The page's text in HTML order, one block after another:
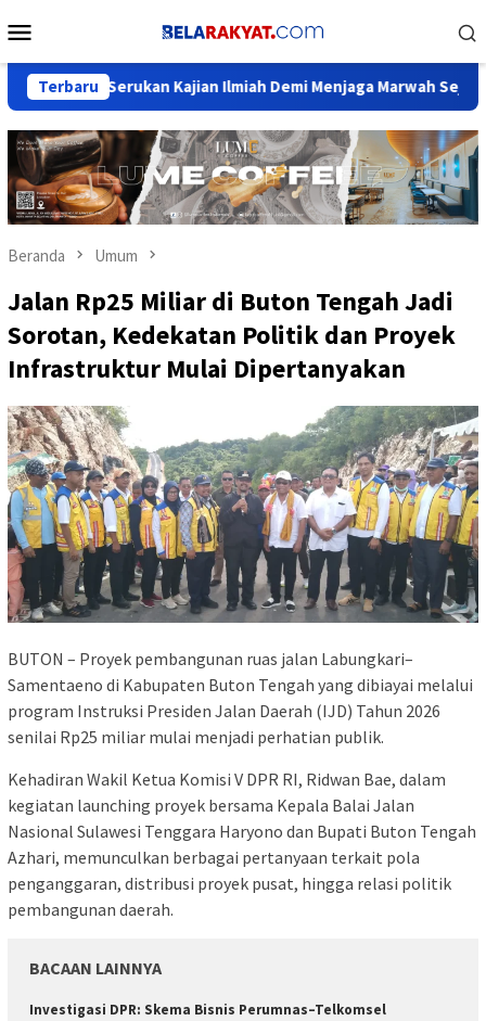
ke
Mobile
Terbaru
Kajian Ilmiah Demi Menjaga Marwah Sejarah Nusantara
Beranda Umum
Jalan Rp25 Miliar di Buton Tengah Jadi
Sorotan, Kedekatan Politik dan Proyek
Infrastruktur Mulai Dipertanyakan
BUTON – Proyek pembangunan ruas jalan Labungkari–
Samentaeno di Kabupaten Buton Tengah yang dibiayai melalui
program Instruksi Presiden Jalan Daerah (IJD) Tahun 2026
senilai Rp25 miliar mulai menjadi perhatian publik.
Kehadiran Wakil Ketua Komisi V DPR RI, Ridwan Bae, dalam
kegiatan launching proyek bersama Kepala Balai Jalan
Nasional Sulawesi Tenggara Haryono dan Bupati Buton Tengah
Azhari, memunculkan berbagai pertanyaan terkait pola
penganggaran, distribusi proyek pusat, hingga relasi politik
pembangunan daerah.
BACAAN LAINNYA
Investigasi DPR: Skema Bisnis Perumnas–Telkomsel